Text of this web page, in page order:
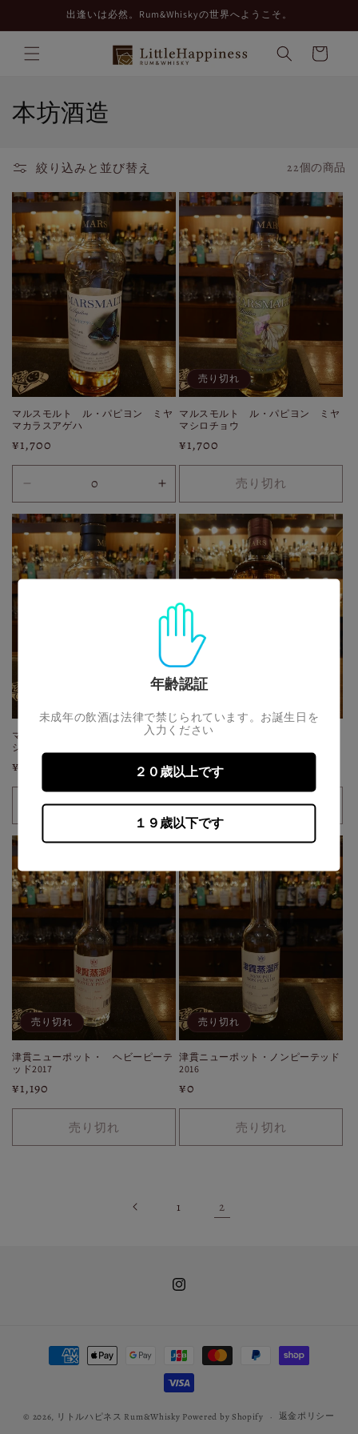
進む
出逢いは必然。Rum&Whiskyの世界へようこそ。
カ
ー
コ
ク
シ
ョ
ン
:
本坊酒造
絞り込みと並び替え 22個の商品
マルスモルト ル・パピヨン ミヤ
マカラスアゲハ
通
常
価
格
¥1,700
広
島
ら
30ml
送
広
島
定)
の
量
を
や
す
売り切れ
マルスモルト ル・パピヨン ミヤ
マシロチョウ
通
常
格
¥1,700
売り切れ
マルスモルト ル・パピヨン ヤク
シマルリシジミ
通
常
格
¥1,700
30ml
広
島
限
定)
の
量
減
ら
す
30ml
(配
広
島
限
定)
の
量
を
増
や
す
津貫 シングルモルト ピーテッド
通
常
価
格
¥1,700
売り切れ
売り切れ
津貫ニューポット・ ヘビーピーテ
ッド2017
通
常
格
¥1,190
売り切れ
売り切れ
津貫ニューポット・ノンピーテッド
2016
通
常
格
¥0
売り切れ
1 2
Instagram
法
© 2026, リトルハピネス Rum&Whisky Powered by Shopify 返金ポリシー
年齢認証
未成年の飲酒は法律で禁じられています。お誕生日を
入力ください
２０歳以上です
１９歳以下です